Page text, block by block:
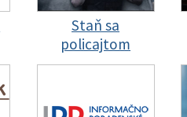
Staň sa
policajtom